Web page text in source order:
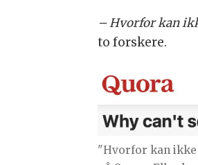
– Hvorfor kan
to forskere.
"Hvorfor kan ikke